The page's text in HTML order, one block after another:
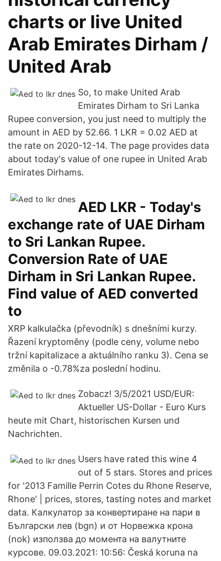
charts or live United
Arab Emirates Dirham /
United Arab
So, to make United Arab
Emirates Dirham to Sri Lanka
Rupee conversion, you just need to multiply the
amount in AED by 52.66. 1 LKR = 0.02 AED at
the rate on 2020-12-14. The page provides data
about today's value of one rupee in United Arab
Emirates Dirhams.
AED LKR - Today's
exchange rate of UAE Dirham
to Sri Lankan Rupee.
Conversion Rate of UAE
Dirham in Sri Lankan Rupee.
Find value of AED converted
to
XRP kalkulačka (převodník) s dnešními kurzy.
Řazení kryptoměny (podle ceny, volume nebo
tržní kapitalizace a aktuálního ranku 3). Cena se
změnila o -0.78%za poslední hodinu.
Zobacz! 3/5/2021 USD/EUR:
Aktueller US-Dollar - Euro Kurs
heute mit Chart, historischen Kursen und
Nachrichten.
Users have rated this wine 4
out of 5 stars. Stores and prices
for '2013 Famille Perrin Cotes du Rhone Reserve,
Rhone' | prices, stores, tasting notes and market
data. Калкулатор за конвертиране на пари в
Български лев (bgn) и от Норвежка крона
(nok) използва до момента на валутните
курсове. 09.03.2021: 10:56: Česká koruna na